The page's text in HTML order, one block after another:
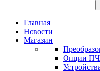
Главная
Новости
Магазин
Опции ПЧ